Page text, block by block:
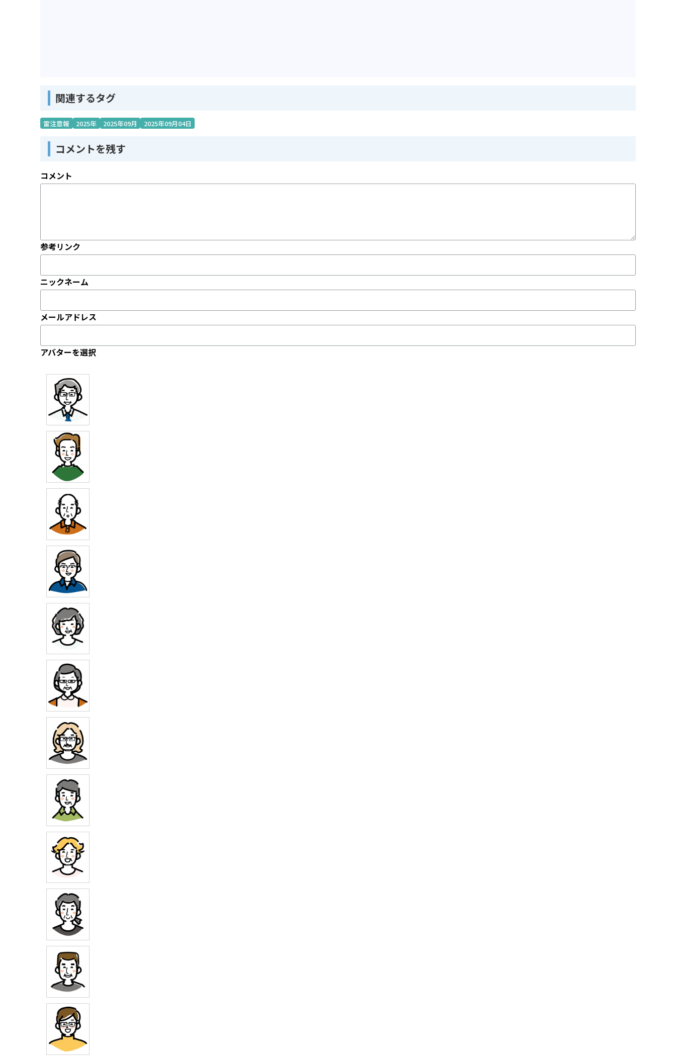
関連するタグ
雷注意報 2025年 2025年09月 2025年09月04日
コメントを残す
コメント
参考リンク
ニックネーム
メールアドレス
アバターを選択